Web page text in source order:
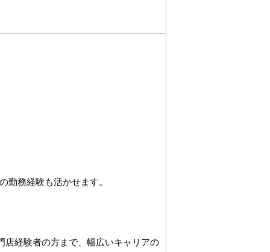
務経験も活かせます。
店経験者の方まで、幅広いキャリアの